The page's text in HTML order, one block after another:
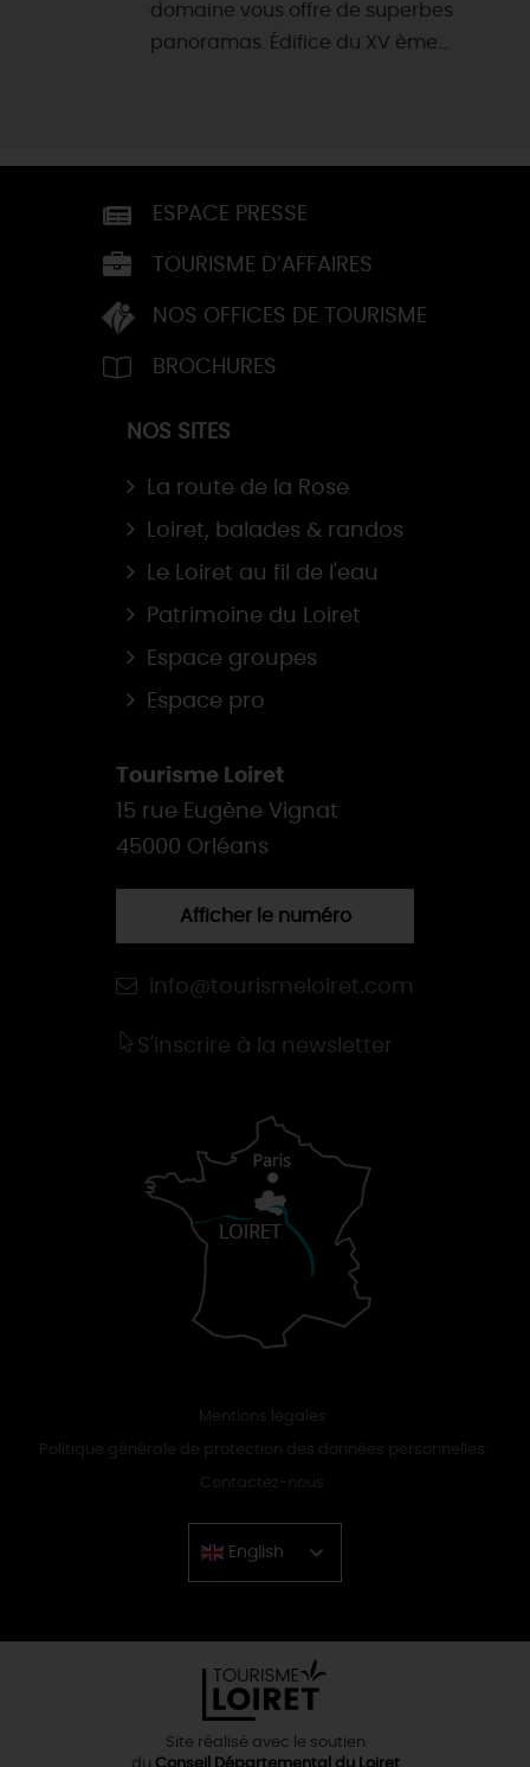
domaine vous offre de superbes
panoramas. Édifice du XV ème...
ESPACE PRESSE
TOURISME D’AFFAIRES
NOS OFFICES DE TOURISME
BROCHURES
NOS SITES
La route de la Rose
Loiret, balades & randos
Le Loiret au fil de l'eau
Patrimoine du Loiret
Espace groupes
Espace pro
Tourisme Loiret
15 rue Eugène Vignat
45000 Orléans
Afficher le numéro
info@tourismeloiret.com
S'inscrire à la newsletter
Mentions légales
Politique générale de protection des données personnelles
Contactez-nous
English
Chinese
Site réalisé avec le soutien